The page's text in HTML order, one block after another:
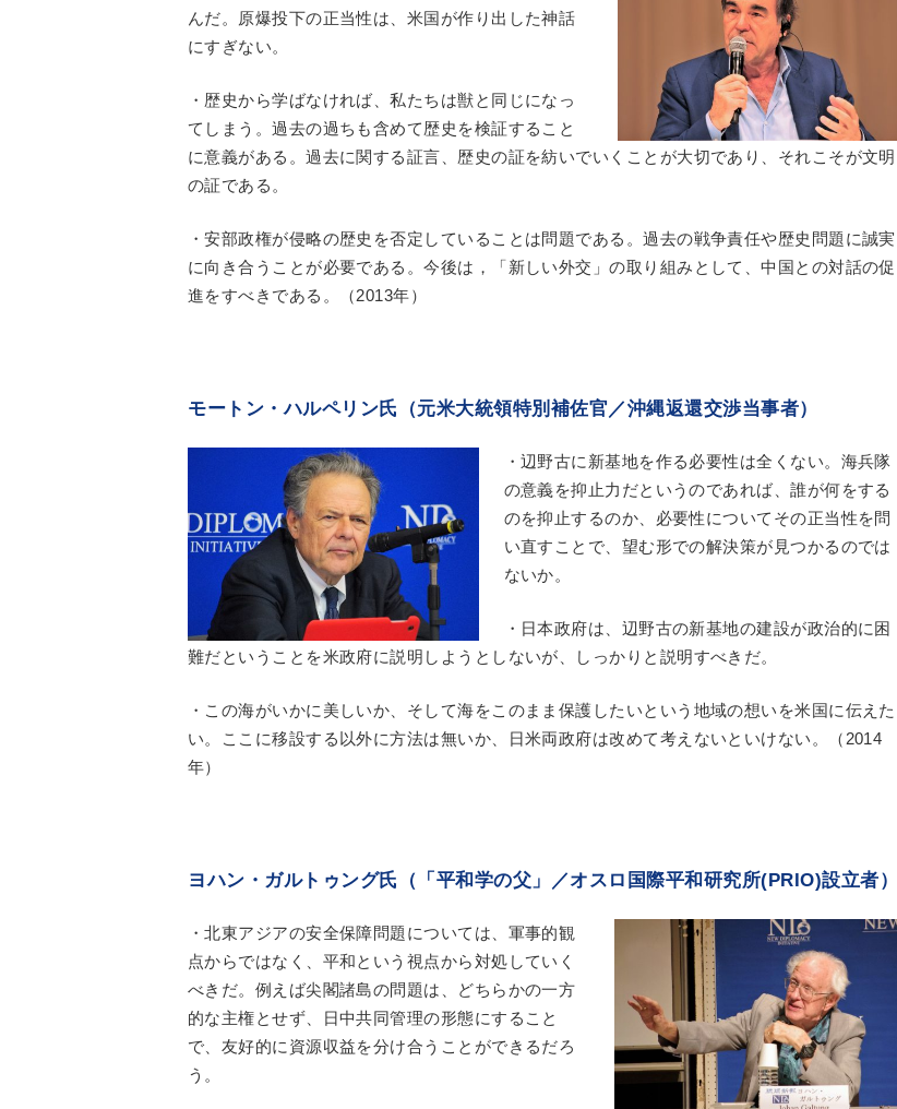
んだ。原爆投下の正当性は、米国が作り出した神話
にすぎない。
・歴史から学ばなければ、私たちは獣と同じになっ
てしまう。過去の過ちも含めて歴史を検証すること
に意義がある。過去に関する証言、歴史の証を紡いでいくことが大切であり、それこそが文明
の証である。
・安部政権が侵略の歴史を否定していることは問題である。過去の戦争責任や歴史問題に誠実
に向き合うことが必要である。今後は，「新しい外交」の取り組みとして、中国との対話の促
進をすべきである。（2013年）
モートン・ハルペリン氏（元米大統領特別補佐官／沖縄返還交渉当事者）
・辺野古に新基地を作る必要性は全くない。海兵隊
の意義を抑止力だというのであれば、誰が何をする
のを抑止するのか、必要性についてその正当性を問
い直すことで、望む形での解決策が見つかるのでは
ないか。
・日本政府は、辺野古の新基地の建設が政治的に困
難だということを米政府に説明しようとしないが、しっかりと説明すべきだ。
・この海がいかに美しいか、そして海をこのまま保護したいという地域の想いを米国に伝えた
い。ここに移設する以外に方法は無いか、日米両政府は改めて考えないといけない。（2014
年）
ヨハン・ガルトゥング氏（「平和学の父」／オスロ国際平和研究所(PRIO)設立者）
・北東アジアの安全保障問題については、軍事的観
点からではなく、平和という視点から対処していく
べきだ。例えば尖閣諸島の問題は、どちらかの一方
的な主権とせず、日中共同管理の形態にすること
で、友好的に資源収益を分け合うことができるだろ
う。